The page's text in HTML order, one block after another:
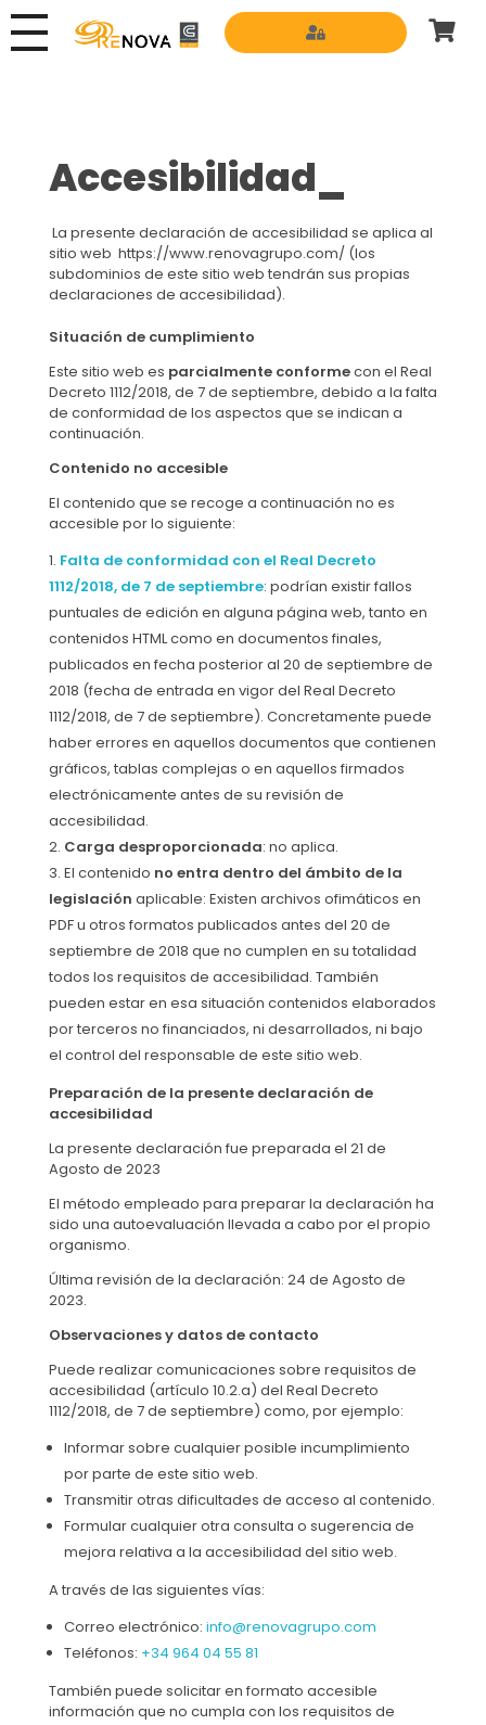
Accesibilidad_
La presente declaración de accesibilidad se aplica al
sitio web https://www.renovagrupo.com/ (los
subdominios de este sitio web tendrán sus propias
declaraciones de accesibilidad).
Situación de cumplimiento
Este sitio web es parcialmente conformecon el Real
Decreto 1112/2018, de 7 de septiembre, debido a la falta
de conformidad de los aspectos que se indican a
continuación.
Contenido no accesible
El contenido que se recoge a continuación no es
accesible por lo siguiente:
Falta de conformidad con el Real Decreto
1112/2018, de 7 de septiembre: podrían existir fallos
puntuales de edición en alguna página web, tanto en
contenidos HTML como en documentos finales,
publicados en fecha posterior al 20 de septiembre de
2018 (fecha de entrada en vigor del Real Decreto
1112/2018, de 7 de septiembre). Concretamente puede
haber errores en aquellos documentos que contienen
gráficos, tablas complejas o en aquellos firmados
electrónicamente antes de su revisión de
accesibilidad.
Carga desproporcionada: no aplica.
El contenido no entra dentro del ámbito de la
legislación aplicable: Existen archivos ofimáticos en
PDF u otros formatos publicados antes del 20 de
septiembre de 2018 que no cumplen en su totalidad
todos los requisitos de accesibilidad. También
pueden estar en esa situación contenidos elaborados
por terceros no financiados, ni desarrollados, ni bajo
el control del responsable de este sitio web.
Preparación de la presente declaración de
accesibilidad
La presente declaración fue preparada el 21 de
Agosto de 2023
El método empleado para preparar la declaración ha
sido una autoevaluación llevada a cabo por el propio
organismo.
Última revisión de la declaración: 24 de Agosto de
2023.
Observaciones y datos de contacto
Puede realizar comunicaciones sobre requisitos de
accesibilidad (artículo 10.2.a) del Real Decreto
1112/2018, de 7 de septiembre) como, por ejemplo:
Informar sobre cualquier posible incumplimiento
por parte de este sitio web.
Transmitir otras dificultades de acceso al contenido.
Formular cualquier otra consulta o sugerencia de
mejora relativa a la accesibilidad del sitio web.
A través de las siguientes vías:
Correo electrónico:info@renovagrupo.com
Teléfonos: +34 964 04 55 81
También puede solicitar en formato accesible
información que no cumpla con los requisitos de